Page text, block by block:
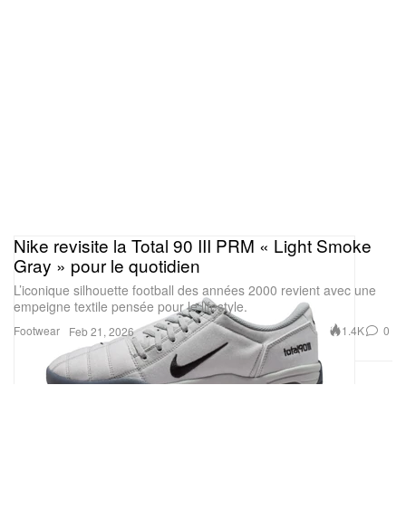
Footwear
Nike revisite la Total 90 III PRM « Light Smoke
Gray » pour le quotidien
L’iconique silhouette football des années 2000 revient avec une
empeigne textile pensée pour le lifestyle.
Feb 21, 2026 1.4K 0